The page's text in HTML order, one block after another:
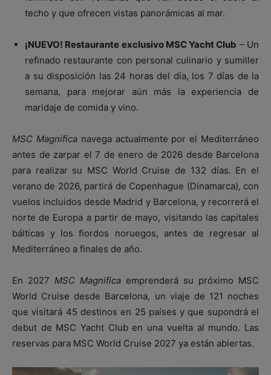
techo y que ofrecen vistas panorámicas al mar.
¡NUEVO! Restaurante exclusivo MSC Yacht Club – Un
refinado restaurante con personal culinario y sumiller
a su disposición las 24 horas del día, los 7 días de la
semana, para mejorar aún más la experiencia de
maridaje de comida y vino.
MSC Magnificanavega actualmente por el Mediterráneo
antes de zarpar el 7 de enero de 2026 desde Barcelona
para realizar su MSC World Cruise de 132 días. En el
verano de 2026, partirá de Copenhague (Dinamarca), con
vuelos incluidos desde Madrid y Barcelona, y recorrerá el
norte de Europa a partir de mayo, visitando las capitales
bálticas y los fiordos noruegos, antes de regresar al
Mediterráneo a finales de año.
En 2027 MSC Magnifica emprenderá su próximo MSC
World Cruise desde Barcelona, un viaje de 121 noches
que visitará 45 destinos en 25 países y que supondrá el
debut de MSC Yacht Club en una vuelta al mundo. Las
reservas para MSC World Cruise 2027 ya están abiertas.